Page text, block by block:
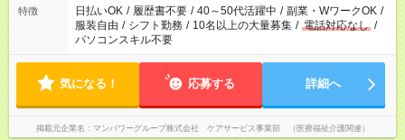
特徴 日払いOK / 履歴書不要 / 40～50代活躍中 / 副業・WワークOK /
服装自由 / シフト勤務 / 10名以上の大量募集 / 電話対応なし /
パソコンスキル不要
気になる！ 応募する 詳細へ
掲載元企業名 マンパワーグループ株式会社 ケアサービス事業部 （医療福祉介護関連）